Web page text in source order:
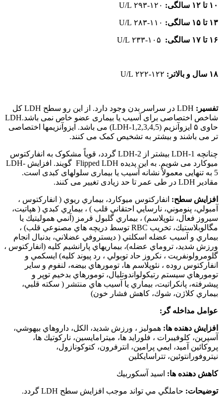
۱۰ تا ۱۲ سالگی: ۱۲۰-۲۹۳ U/L
۱۳ تا ۱۵ سالگی: ۱۱۰-۲۸۳ U/L
۱۶ تا ۱۷ سالگی:
۱۸ سال و بالاتر: ۱۲۲-۲۲۲ U/L
تفسیر:
LDH در سراسر بدن وجود دارد. از این رو سطح LDH کل
شاخص اختصاصی برای آسیب یا بیماری عضو خاص نمی باشد.LDH
حاوی ۵ ایزوآنزیم (LDH-1,2,3,4,5) می باشد. ایزوآنزیمها اختصاصی
تر می باشند و بیشتر به تشخیص کمک می کنند.
چنانچه LDH-1 بیشتر از LDH-2 گردد، قویاً مشکوک به انفارکتوس
میوکارد می شویم. به این پدیده Flipped LDH گویند. افزایش LDH-
5 به تنهایی معمولاً نشانه آسیب یا بیماری سلولهای کبدی است.
مقادیر LDH در طی عمر تا حد زیادی تغییر می کنند.
افزایش سطح: انفاركتوس ميوكارد، بيماري ريوي ( انفاركتوس ،
آمبولي، پنوموني، نارسايي احتقاني قلب ) ، بيماري كبدي ( هپاتيت،
سيروز فعال، نئوپلاسم) ، بيماري گلبول قرمز (آنمي همولیتيك يا
مگالوبلاستيك، تخريب RBC توسط دريچه هاي مصنوعي قلب) ‌،
بيماري و آسيب عضله اسكلتي ( ديستروفي عضلاني، بدنبال انجام
ورزش شديد، تروماي عضله)، بيماريهاي پارانشيم كليه (انفاركتوس ،
گلومرولونفريت ، نكروز حاد توبولي ، رد پيوند كليه) ایسكمي و
انفاركتوس روده ، نئوپلاسم ها، تومورهاي بيضه، لنفوم و ساير
تومورهاي سيستم رتيكولواندوتليال، تومورهاي بدخيم توپر و
پيشرفته، پانكراتيت، بيماري يا آسيب هاي منتشر ( سكته قلبي،
بيماري كلاژن، شوك، كاهش فشار خون)
عوامل مداخله گر:
افزایش دهنده ها: هموليز ، ورزش شديد، الكل، داروهاي بيهوشي،
آسپرين، كلوفيبرات ، فلورايد ها، ميترامايسين، ناركوتيك ها،
پروكائين آميد، ايمي پرامين، انترفرون، كتوكونازول،
نيتروفورانتوئين، تتراسايكلين
کاهش دهنده ها: اسيد آسكوربيك
توضیحات: حاملگي مي تواند موجب افزايش سطح LDH گردد.